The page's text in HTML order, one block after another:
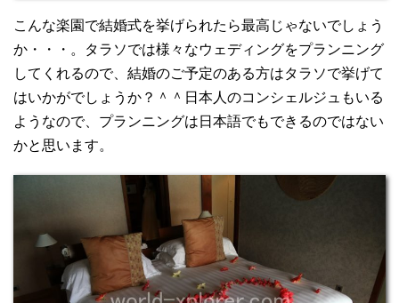
こんな楽園で結婚式を挙げられたら最高じゃないでしょう
か・・・。タラソでは様々なウェディングをプランニング
してくれるので、結婚のご予定のある方はタラソで挙げて
はいかがでしょうか？＾＾日本人のコンシェルジュもいる
ようなので、プランニングは日本語でもできるのではない
かと思います。